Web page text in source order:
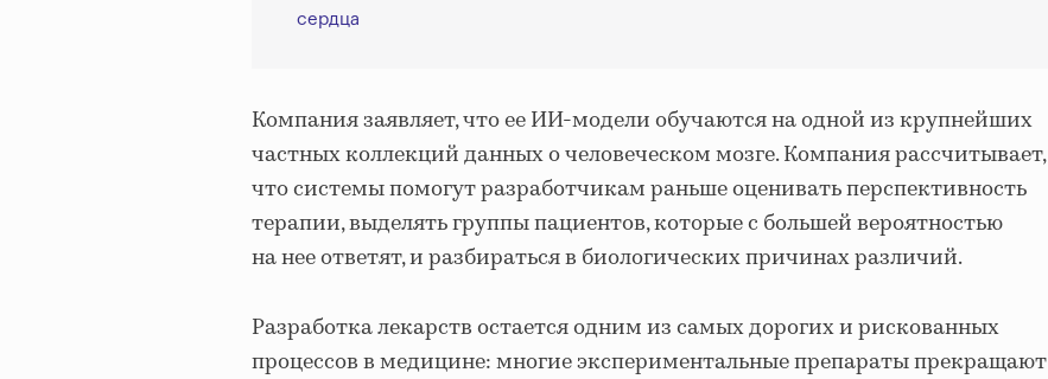
сердца
Компания заявляет, что ее ИИ-модели обучаются на одной из крупнейших
частных коллекций данных о человеческом мозге. Компания рассчитывает,
что системы помогут разработчикам раньше оценивать перспективность
терапии, выделять группы пациентов, которые с большей вероятностью
на нее ответят, и разбираться в биологических причинах различий.
Разработка лекарств остается одним из самых дорогих и рискованных
процессов в медицине: многие экспериментальные препараты прекращают